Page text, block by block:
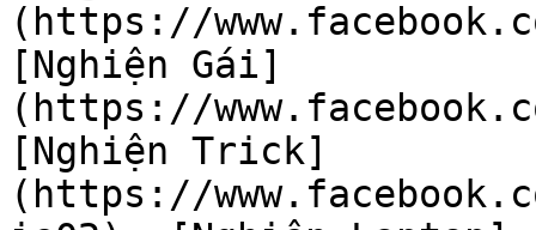
(https://
[Nghiện Gái]
(https://
[Nghiện Trick]
(https://